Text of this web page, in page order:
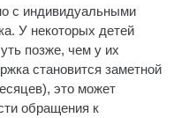
с индивидуальными
У некоторых детей
позже, чем у их
становится заметной
это может
обращения к